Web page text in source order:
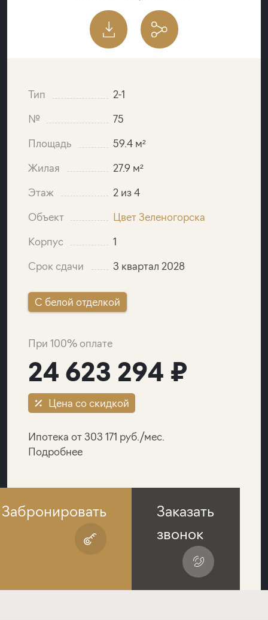
Тип
2-1
№
75
Площадь
59.4 м²
Жилая
27.9 м²
Этаж
2 из 4
Объект
Цвет Зеленогорска
Корпус
1
Срок сдачи
3 квартал 2028
C белой отделкой
При 100% оплате
24 623 294 ₽
Цена со скидкой
Ипотека от 303 171 руб./мес.
Подробнее
Забронировать
Заказать
звонок